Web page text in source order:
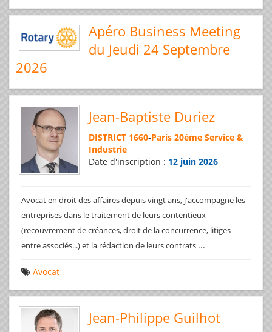
Apéro Business Meeting
du Jeudi 24 Septembre
2026
Jean-Baptiste Duriez
DISTRICT 1660-Paris 20ème Service &
Industrie
Date d'inscription : 12 juin 2026
Avocat en droit des affaires depuis vingt ans, j'accompagne les
entreprises dans le traitement de leurs contentieux
(recouvrement de créances, droit de la concurrence, litiges
entre associés...) et la rédaction de leurs contrats ...
Avocat
Jean-Philippe Guilhot